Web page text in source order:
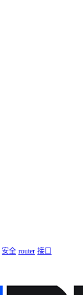
安全 router 接口